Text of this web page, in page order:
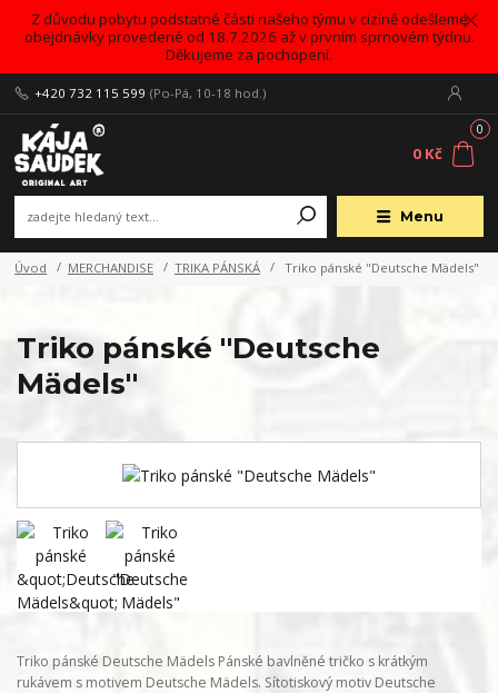
Z důvodu pobytu podstatné části našeho týmu v cizině odešleme
obejdnávky provedené od 18.7.2026 až v prvním sprnovém týdnu.
Děkujeme za pochopení.
Menu
+420 732 115 599 (Po-Pá, 10-18 hod.)
0
0 Kč
Úvod MERCHANDISE TRIKA PÁNSKÁ Triko pánské "Deutsche Mädels"
Triko pánské "Deutsche
Mädels"
Triko pánské Deutsche Mädels Pánské bavlněné tričko s krátkým
rukávem s motivem Deutsche Mädels. Sítotiskový motiv Deutsche